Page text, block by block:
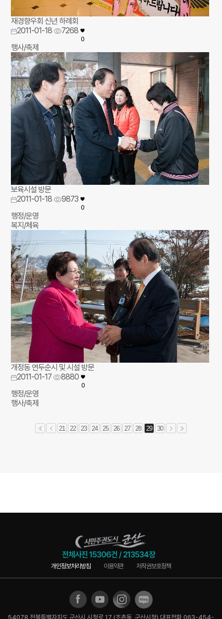
재경향우회 신년 하례회
2011-01-18
7268
0
행사/축제
보육시설 방문
2011-01-18
9873
0
행정/운영
복지/체육
개정동 연두순시 및 시설 방문
2011-01-17
8880
0
행정/운영
행사/축제
21 22 23 24 25 26 27 28 29 30
전체사진 15306건 /213534장
개인정보처리방침 이용약관 저작권보호정책
54078 전북특별자치도 군산시 시청로 17 (조촌동, 군산시청) 대표전화 063-454-